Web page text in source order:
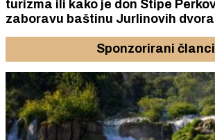
turizma ili kako je don Stipe Perkov oteo
zaboravu baštinu Jurlinovih dvora
Sponzorirani članci